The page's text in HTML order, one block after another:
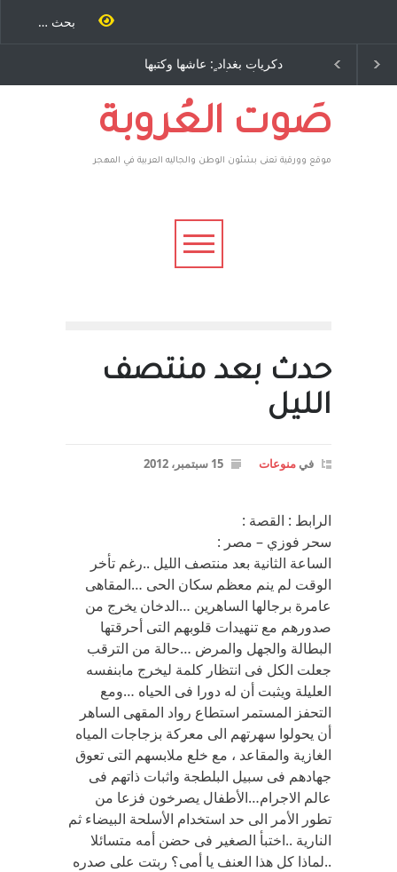
دكريات بغداد ٍ: عاشها وكتبها
:وليد رباح – نيوجرسي –
الولايات المتحدة الامريكية
طاحنة كتب
يوسف يقهر
، فأعطوه
وهم صاغرون،صَوت العُروبة
موقع وورقية تعنى بشئون الوطن والجاليه العربية في المهجر
حدث بعد منتصف
الليل
في منوعات 15 سبتمبر، 2012
الرابط : القصة :
سحر فوزي – مصر :
الساعة الثانية بعد منتصف الليل ..رغم تأخر
الوقت لم ينم معظم سكان الحى …المقاهى
عامرة برجالها الساهرين …الدخان يخرج من
صدورهم مع تنهيدات قلوبهم التى أحرقتها
البطالة والجهل والمرض …حالة من الترقب
جعلت الكل فى انتظار كلمة ليخرج مابنفسه
العليلة ويثبت أن له دورا فى الحياه …ومع
التحفز المستمر استطاع رواد المقهى الساهر
أن يحولوا سهرتهم الى معركة بزجاجات المياه
الغازية والمقاعد ، مع خلع ملابسهم التى تعوق
جهادهم فى سبيل البلطجة واثبات ذاتهم فى
عالم الاجرام…الأطفال يصرخون فزعا من
تطور الأمر الى حد استخدام الأسلحة البيضاء ثم
النارية ..اختبأ الصغير فى حضن أمه متسائلا
..لماذا كل هذا العنف يا أمى؟ ربتت على صدره